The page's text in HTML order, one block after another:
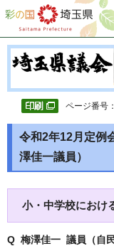
彩の国 埼玉県
ページ番号
令和2年12月定例
澤佳一議員）
小・中学校におけ
Q 梅澤佳一 議員（自民